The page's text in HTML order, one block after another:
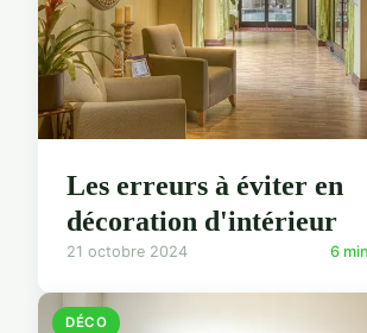
Les erreurs à éviter en
décoration d'intérieur
21 octobre 2024 6
DÉCO